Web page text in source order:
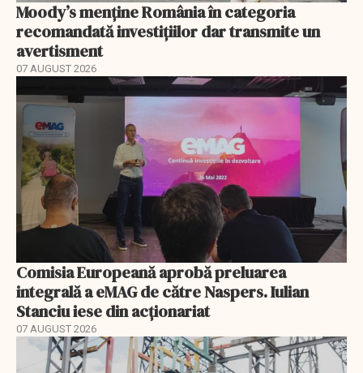
Moody’s menține România în categoria
recomandată investițiilor dar transmite un
avertisment
07 AUGUST 2026
Comisia Europeană aprobă preluarea
integrală a eMAG de către Naspers. Iulian
Stanciu iese din acționariat
07 AUGUST 2026